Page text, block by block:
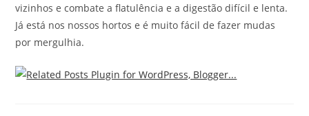
vizinhos e combate a flatulência e a digestão difícil e lenta.
Já está nos nossos hortos e é muito fácil de fazer mudas
por mergulhia.